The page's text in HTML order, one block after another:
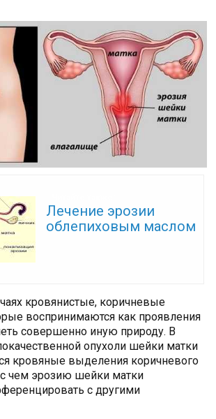
Лечение эрозии
облепиховым маслом
кровянистые, коричневые
воспринимаются как проявления
совершенно иную природу. В
опухоли шейки матки
кровяные выделения коричневого
с чем эрозию шейки матки
с другими